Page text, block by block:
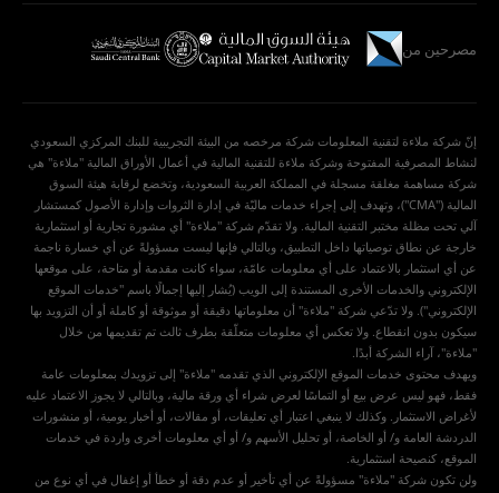
مصرحين من
إنّ شركة ملاءة لتقنية المعلومات شركة مرخصه من البيئة التجريبية للبنك المركزي السعودي
لنشاط المصرفية المفتوحة وشركة ملاءة للتقنية المالية في أعمال الأوراق المالية "ملاءة" هي
شركة مساهمة مغلقة مسجلة في المملكة العربية السعودية، وتخضع لرقابة هيئة السوق
المالية ("CMA")، وتهدف إلى إجراء خدمات ماليّة في إدارة الثروات وإدارة الأصول كمستشار
آلي تحت مظلة مختبر التقنية المالية. ولا تقدّم شركة "ملاءة" أي مشورة تجارية أو استثمارية
خارجة عن نطاق توصياتها داخل التطبيق، وبالتالي فإنها ليست مسؤولةً عن أي خسارة ناجمة
عن أي استثمار بالاعتماد على أي معلومات عامّة، سواء كانت مقدمة أو متاحة، على موقعها
الإلكتروني والخدمات الأخرى المستندة إلى الويب (يُشار إليها إجمالًا باسم "خدمات الموقع
الإلكتروني"). ولا تدّعي شركة "ملاءة" أن معلوماتها دقيقة أو موثوقة أو كاملة أو أن التزويد بها
سيكون بدون انقطاع. ولا تعكس أي معلومات متعلّقة بطرف ثالث تم تقديمها من خلال
"ملاءة"، آراء الشركة أبدًا.
ويهدف محتوى خدمات الموقع الإلكتروني الذي تقدمه "ملاءة" إلى تزويدك بمعلومات عامة
فقط، فهو ليس عرض بيع أو التماسًا لعرض شراء أي ورقة مالية، وبالتالي لا يجوز الاعتماد عليه
لأغراض الاستثمار. وكذلك لا ينبغي اعتبار أي تعليقات، أو مقالات، أو أخبار يومية، أو منشورات
الدردشة العامة و/ أو الخاصة، أو تحليل الأسهم و/ أو أي معلومات أخرى واردة في خدمات
الموقع، كنصيحة استثمارية.
ولن تكون شركة "ملاءة" مسؤولةً عن أي تأخير أو عدم دقة أو خطأ أو إغفال في أي نوع من